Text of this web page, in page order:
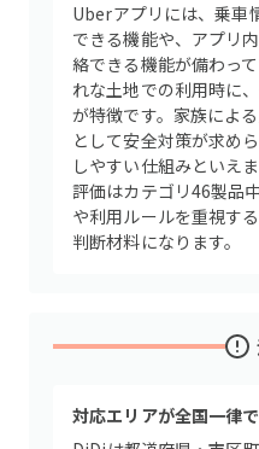
Uberアプリには、乗車
できる機能や、アプリ
絡できる機能が備わっ
れな土地での利用時に
が特徴です。家族によ
として安全対策が求め
しやすい仕組みといえ
評価はカテゴリ46製品
や利用ルールを重視す
判断材料になります。
対応エリアが全国一律